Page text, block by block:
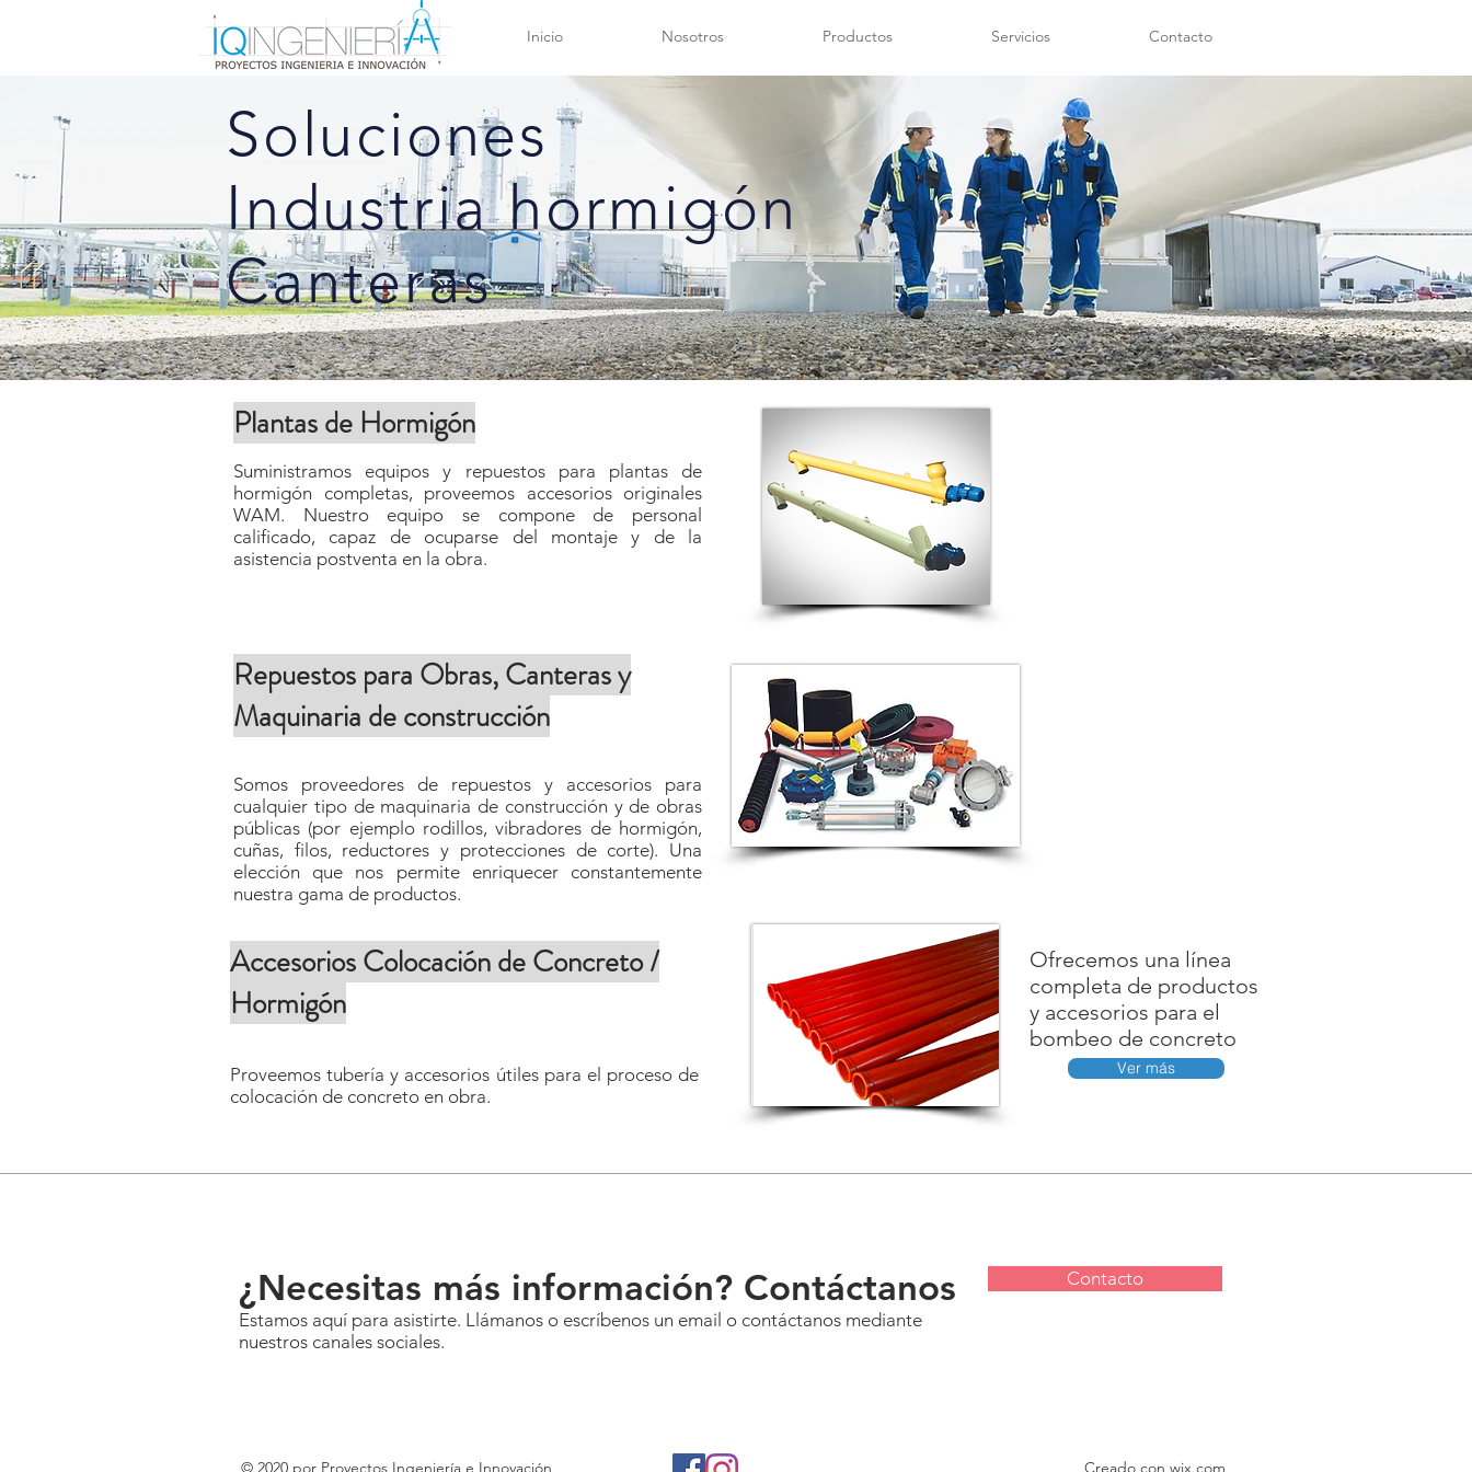
Inicio Nosotros Productos Servicios Contacto
Soluciones
Industriahormigón
Canteras
Plantas de Hormigón
Suministramos equipos y repuestos para plantas de
hormigón completas, proveemos accesorios originales
WAM. Nuestro equipo se compone de personal
calificado, capaz de ocuparse del montaje y de la
asistencia postventa en la obra.
Repuestos para Obras, Canteras y
Maquinaria de construcción
Somos proveedores de repuestos y accesorios para
cualquier tipo de maquinaria de construcción y de obras
públicas (por ejemplo rodillos, vibradores de hormigón,
cuñas, filos, reductores y protecciones de corte). Una
elección que nos permite enriquecer constantemente
nuestra gama de productos.
Accesorios Colocación de Concreto /
Hormigón
Proveemos tubería y accesorios útiles para el proceso de
colocación de concreto en obra.
Ofrecemos una línea
completa de productos
y accesorios para el
bombeo de concreto
Ver más
¿Necesitas más información? Contáctanos
Estamos aquí para asistirte. Llámanos o escríbenos un email o contáctanos mediante
nuestros canales sociales.
Contacto
© 2020 por Proyectos Ingeniería e Innovación Creado con wix.com